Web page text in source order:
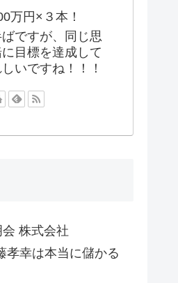
万円×３本！
ですが、同じ思
目標を達成して
いですね！！！
株式会社
孝幸は本当に儲かる